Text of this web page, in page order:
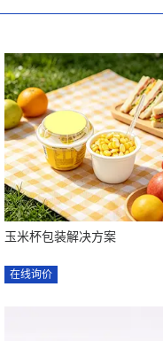
玉米杯包装解决方案
在线询价